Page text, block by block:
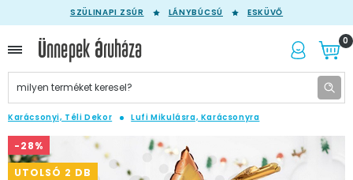
SZÜLINAPI ZSÚR LÁNYBÚCSÚ ESKÜVŐ
0
Karácsonyi, Téli Dekor Lufi Mikulásra, Karácsonyra
-28%
UTOLSÓ 2 DB